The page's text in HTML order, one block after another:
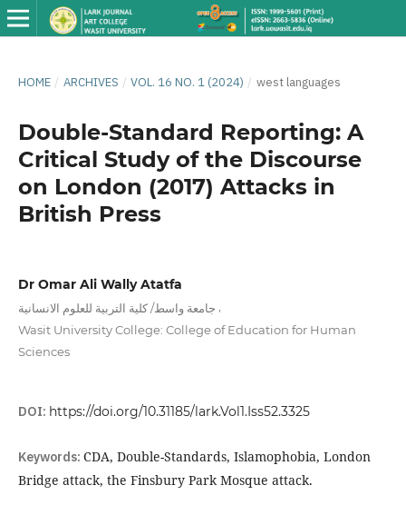
HOME / ARCHIVES / VOL. 16 NO. 1 (2024) / west languages
Double-Standard Reporting: A
Critical Study of the Discourse
on London (2017) Attacks in
British Press
Dr Omar Ali Wally Atatfa
جامعة واسط/ كلية التربية للعلوم الانسانية
Wasit University College: College of Education for Human
Sciences
DOI: https://doi.org/10.31185/lark.Vol1.Iss52.3325
Keywords: CDA, Double-Standards, Islamophobia, London
Bridge attack, the Finsbury Park Mosque attack.